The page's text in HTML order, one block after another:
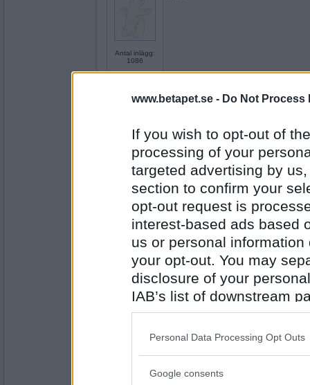
www.betapet.se - Do Not Process
If you wish to opt-out of
processing of your
targeted advertising by
section to confirm your
opt-out request is
interest-based ads based
us or personal
your opt-out. You may
disclosure of your
IAB’s list of downstream
also be disclosed by us
Downstream Participants
Please note that this
Personal Data Processing Opt Outs
Google consents
Antal inlägg:
1086
Antal inlägg:
24323
riskfaktor
Antal inlägg:
19975
torkarblad
onobond
Antal inlägg:
ladusvala